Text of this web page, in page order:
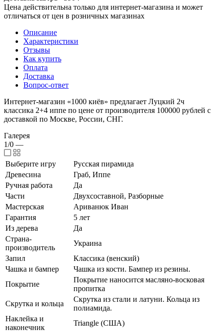
Цена действительна только для интернет-магазина и может
отличаться от цен в розничных магазинах
Описание
Характеристики
Отзывы
Как купить
Оплата
Доставка
Вопрос-ответ
Интернет-магазин «1000 киёв» предлагает Луцкий 2ч
классика 2+4 иппе по цене от производителя 100000 рублей с
доставкой по Москве, России, СНГ.
Галерея
1/0 —
Выберите игру
Русская пирамида
Древесина
Граб, Иппе
Ручная работа
Да
Части
Двухсоставной, Разборные
Мастерская
Ариванюк Иван
Гарантия
5 лет
Из дерева
Да
Страна-
производитель
Украина
Запил
Классика (венский)
Чашка и бампер
Чашка из кости. Бампер из резины.
Покрытие
Покрытие наносится масляно-восковая
пропитка
Скрутка и кольца
Скрутка из стали и латуни. Кольца из
полиамида.
Наклейка и
наконечник
Triangle (США)